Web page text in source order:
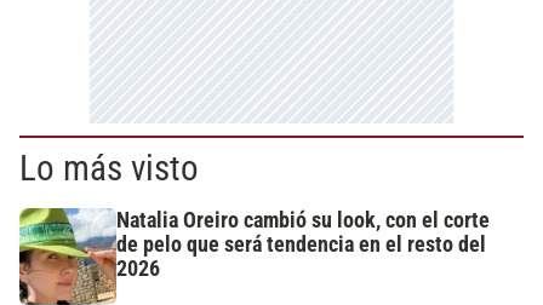
Lo más visto
Natalia Oreiro cambió su look, con el corte
de pelo que será tendencia en el resto del
2026